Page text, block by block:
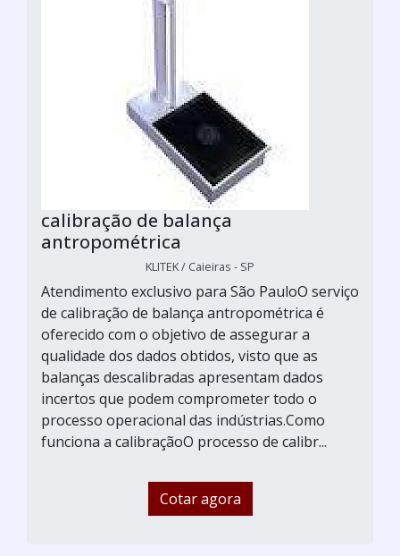
calibração de balança
antropométrica
KLITEK / Caieiras - SP
Atendimento exclusivo para São PauloO serviço
de calibração de balança antropométrica é
oferecido com o objetivo de assegurar a
qualidade dos dados obtidos, visto que as
balanças descalibradas apresentam dados
incertos que podem comprometer todo o
processo operacional das indústrias.Como
funciona a calibraçãoO processo de calibr...
Cotar agora